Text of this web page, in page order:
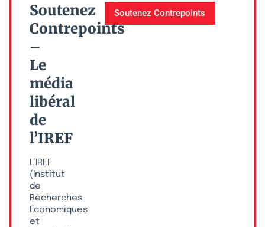
Soutenez
Contrepoints
–
Le
média
libéral
de
l’IREF
L’IREF
(Institut
de
Recherches
Économiques
et
Soutenez Contrepoints